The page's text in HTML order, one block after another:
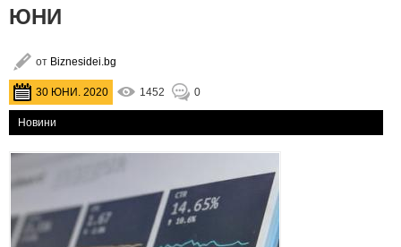
ЮНИ
от Biznesidei.bg
1452 0
30 ЮНИ. 2020
Новини